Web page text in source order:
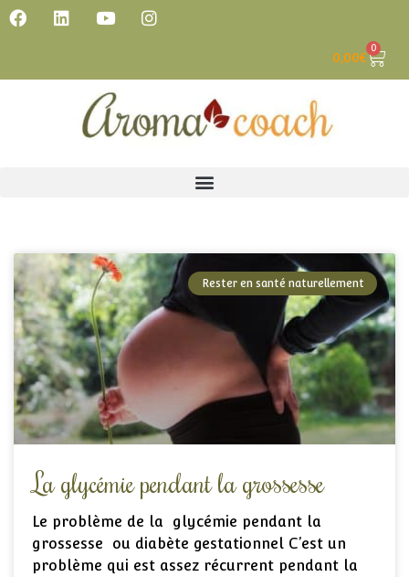
0,00€
0
Rester en santé naturellement
La glycémie pendant la grossesse
Le problème de la glycémie pendant la
grossesse ou diabète gestationnel C’est un
problème qui est assez récurrent pendant la